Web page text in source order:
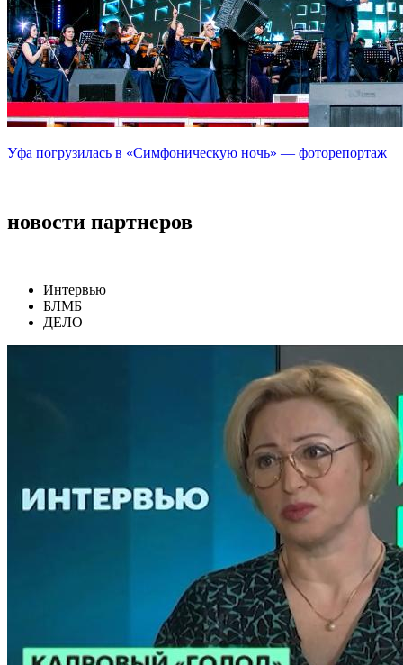
Уфа погрузилась в «Симфоническую ночь» — фоторепортаж
новости партнеров
Интервью
БЛМБ
ДЕЛО